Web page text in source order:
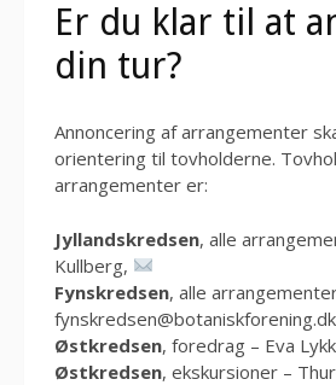
Er du klar til at
din tur?
Annoncering af arrangementer
orientering til tovholderne.
arrangementer er:
Jyllandskredsen, alle
Kullberg,
Fynskredsen, alle
fynskredsen@botaniskforening.dk
Østkredsen, foredrag – Eva
Østkredsen, ekskursioner –